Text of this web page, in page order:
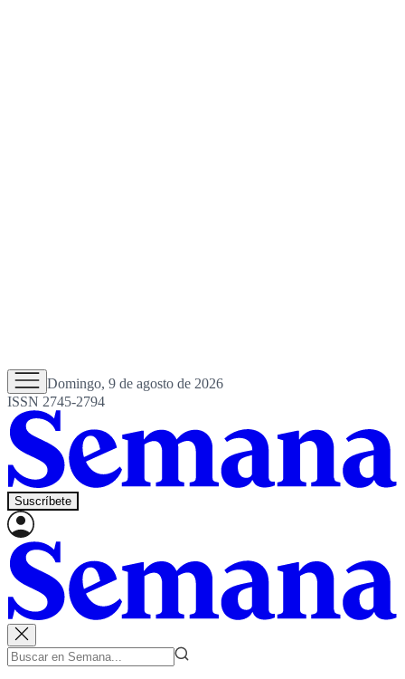
Domingo, 9 de agosto de 2026
ISSN 2745-2794
Suscríbete